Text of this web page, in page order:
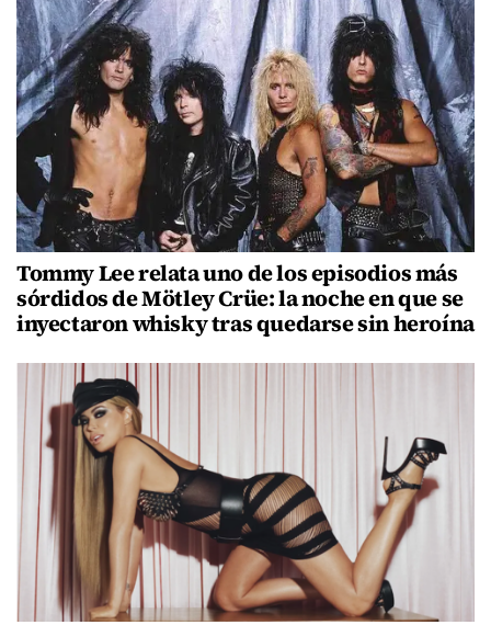
Tommy Lee relata uno de los episodios más
sórdidos de Mötley Crüe: la noche en que se
inyectaron whisky tras quedarse sin heroína